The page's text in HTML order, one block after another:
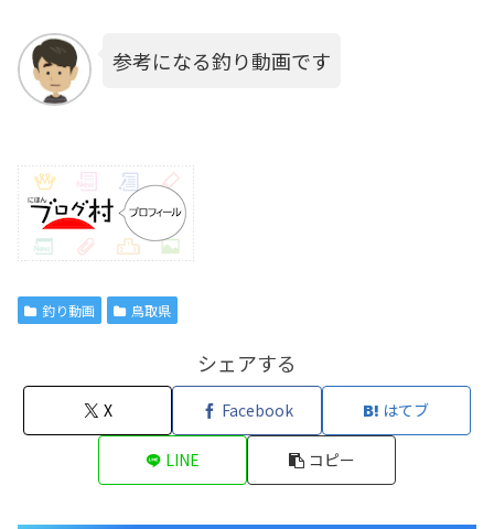
参考になる釣り動画です
釣り動画 鳥取県
シェアする
X Facebook はてブ
LINE コピー